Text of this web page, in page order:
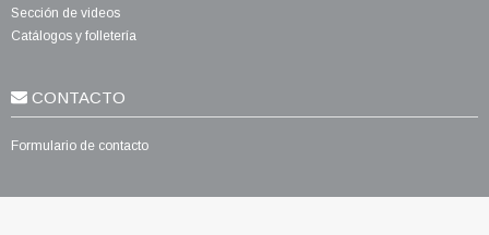
Sección de videos
Catálogos y folletería
CONTACTO
Formulario de contacto